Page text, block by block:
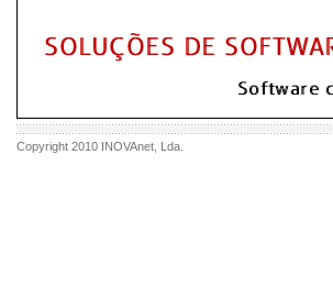
Copyright 2010 INOVAnet , Lda.